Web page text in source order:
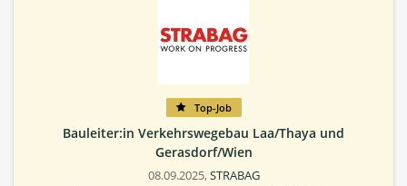
Top-Job
Bauleiter:in Verkehrswegebau Laa/Thaya und
Gerasdorf/Wien
08.09.2025,STRABAG